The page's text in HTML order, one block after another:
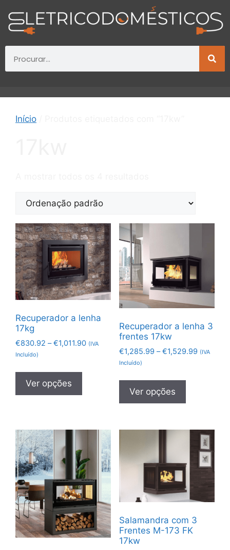
Início
Recuperador a lenha
17kg
€830.92 – €1,011.90 (IVA
Incluído)
Ver opções
Recuperador a lenha 3
frentes 17kw
€1,285.99 – €1,529.99 (IVA
Incluído)
Ver opções
Salamandra com 3
Frentes M-173 FK
17kw